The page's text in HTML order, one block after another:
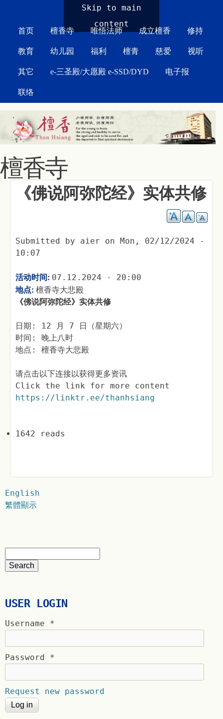
Skip to main
content
首页 檀香寺 唯悟法师 成立檀香 修持
教育 幼儿园 福利 檀青 慈爱 视听
其它 e-三圣殿/大愿殿 e-SSD/DYD 电子报
联络
檀香寺
《佛说阿弥陀经》实体共修
Submitted by aier on Mon, 02/12/2024 -
10:07
活动时间: 07.12.2024 - 20:00
地点: 檀香寺大悲殿
《佛说阿弥陀经》实体共修
日期: 12 月 7 日（星期六）
时间: 晚上八时
地点: 檀香寺大悲殿
请点击以下连接以获得更多资讯
Click the link for more content
https://linktr.ee/thanhsiang
1642 reads
English
繁體顯示
USER LOGIN
Username *
Password *
Request new password